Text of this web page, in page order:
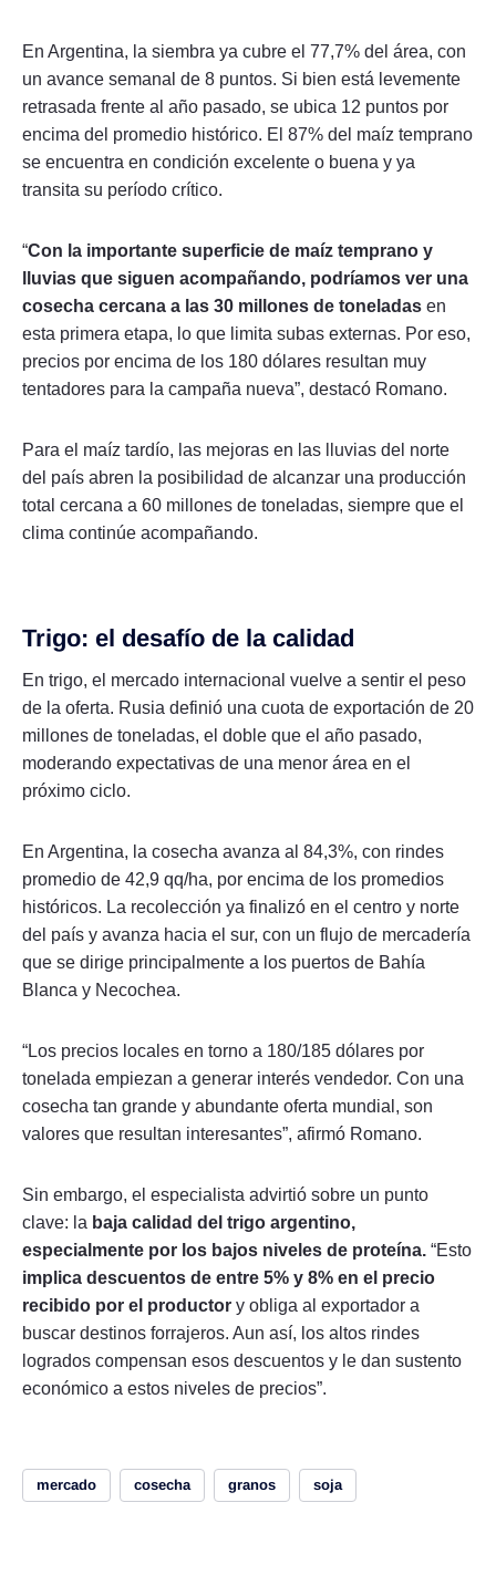
En Argentina, la siembra ya cubre el 77,7% del área, con
un avance semanal de 8 puntos. Si bien está levemente
retrasada frente al año pasado, se ubica 12 puntos por
encima del promedio histórico. El 87% del maíz temprano
se encuentra en condición excelente o buena y ya
transita su período crítico.
“Con la importante superficie de maíz temprano y
lluvias que siguen acompañando, podríamos ver una
cosecha cercana a las 30 millones de toneladas en
esta primera etapa, lo que limita subas externas. Por eso,
precios por encima de los 180 dólares resultan muy
tentadores para la campaña nueva”, destacó Romano.
Para el maíz tardío, las mejoras en las lluvias del norte
del país abren la posibilidad de alcanzar una producción
total cercana a 60 millones de toneladas, siempre que el
clima continúe acompañando.
Trigo: el desafío de la calidad
En trigo, el mercado internacional vuelve a sentir el peso
de la oferta. Rusia definió una cuota de exportación de 20
millones de toneladas, el doble que el año pasado,
moderando expectativas de una menor área en el
próximo ciclo.
En Argentina, la cosecha avanza al 84,3%, con rindes
promedio de 42,9 qq/ha, por encima de los promedios
históricos. La recolección ya finalizó en el centro y norte
del país y avanza hacia el sur, con un flujo de mercadería
que se dirige principalmente a los puertos de Bahía
Blanca y Necochea.
“Los precios locales en torno a 180/185 dólares por
tonelada empiezan a generar interés vendedor. Con una
cosecha tan grande y abundante oferta mundial, son
valores que resultan interesantes”, afirmó Romano.
Sin embargo, el especialista advirtió sobre un punto
clave: la baja calidad del trigo argentino,
especialmente por los bajos niveles de proteína. “Esto
implica descuentos de entre 5% y 8% en el precio
recibido por el productor y obliga al exportador a
buscar destinos forrajeros. Aun así, los altos rindes
logrados compensan esos descuentos y le dan sustento
económico a estos niveles de precios”.
mercado cosecha granos soja